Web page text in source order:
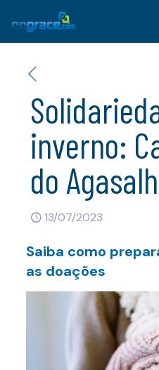
inverno:
do
13/07/2023
Saiba como
as doações